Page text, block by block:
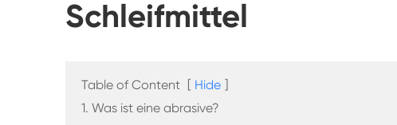
Schleifmittel
Table of Content [ Hide ]
1. Was ist eine abrasive?